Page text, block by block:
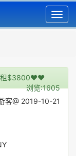
租$3800❤❤
浏览:1605
客@ 2019-10-21